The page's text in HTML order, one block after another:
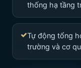
thống hạ tầng
Tự động tổng
trường và cơ